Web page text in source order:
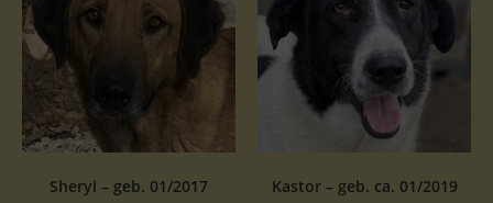
Sheryl – geb. 01/2017 Kastor – geb. ca. 01/2019